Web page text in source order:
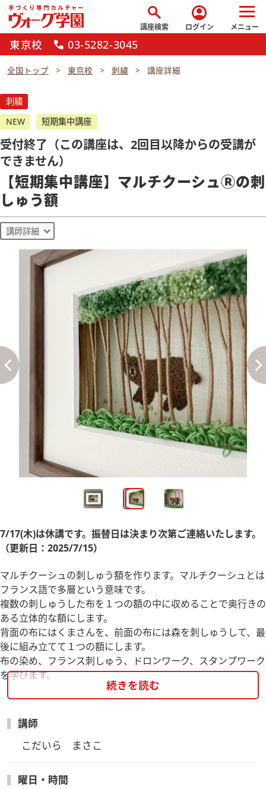
search
講座検索
account_circle
ログイン メニュー
東京校 call 03-5282-3045
全国トップ 東京校 刺繍 講座詳細
刺繍
NEW
短期集中講座
受付終了（この講座は、2回目以降からの受講が
できません）
【短期集中講座】マルチクーシュⓇの刺
しゅう額
講師詳細
7/17(木)は休講です。振替日は決まり次第ご連絡いたします。
（更新日：2025/7/15）
マルチクーシュの刺しゅう額を作ります。マルチクーシュとは
フランス語で多層という意味です。
複数の刺しゅうした布を１つの額の中に収めることで奥行きの
ある立体的な額にします。
背面の布にはくまさんを、前面の布には森を刺しゅうして、最
後に組み立てて１つの額にします。
布の染め、フランス刺しゅう、ドロンワーク、スタンプワーク
を学びます。
※額の大きさは約19×15cm程度
1回目：刺しゅう布の染め、ドロンワーク１、スタンプワーク
3回目 フランス刺しゅう２、スタンプワーク２、額装
続きを読む
講師
こだいら　まさこ
曜日・時間